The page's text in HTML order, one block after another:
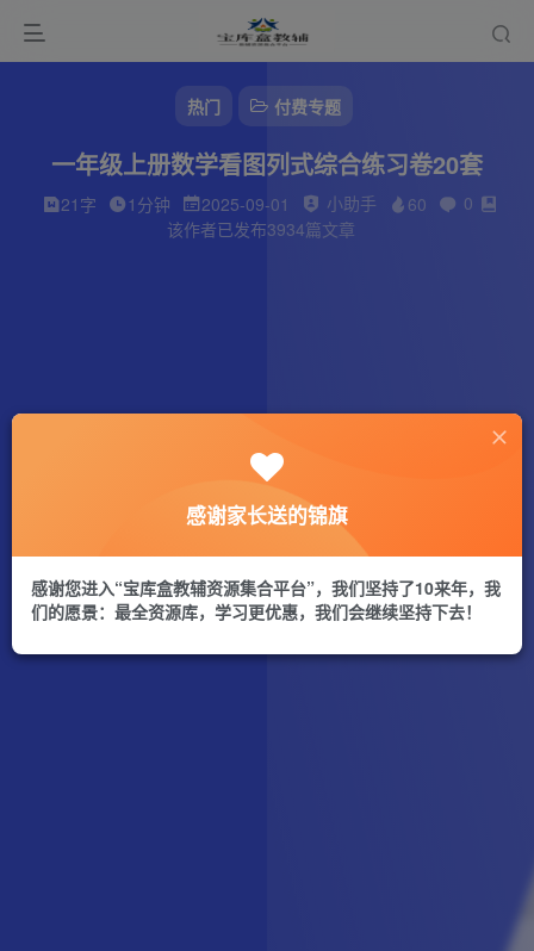
热门 付费专题
一年级上册数学看图列式综合练习卷20套
21字 1分钟 2025-09-01 小助手 60
0
该作者已发布3934篇文章
感谢家长送的锦旗
感谢您进入“宝库盒教辅资源集合平台”，我们坚持了10来年，我
们的愿景：最全资源库，学习更优惠，我们会继续坚持下去！